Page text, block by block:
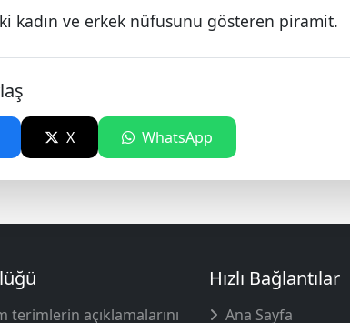
kadın ve erkek nüfusunu gösteren piramit.
X WhatsApp
terimlerin açıklamalarını
Hızlı Bağlantılar
Ana Sayfa